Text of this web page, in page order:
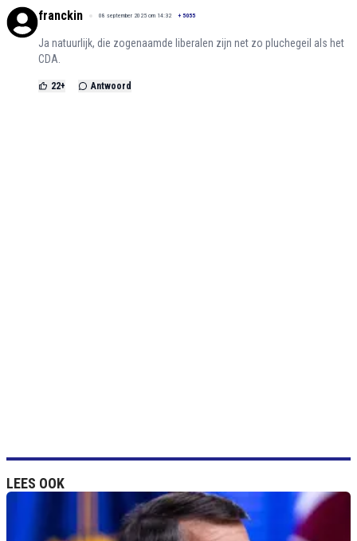
franckin 08 september 2025 om 14:32 + 5055
Ja natuurlijk, die zogenaamde liberalen zijn net zo pluchegeil als het
CDA.
22+ Antwoord
LEES OOK